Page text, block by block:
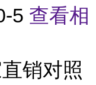
5 查看相
销对照